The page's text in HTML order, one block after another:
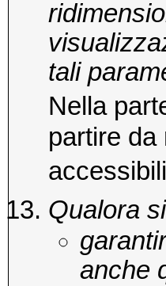
tali
Nella
partire da
Qualora
anche